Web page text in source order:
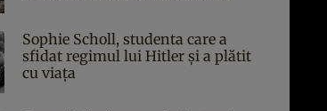
Sophie Scholl, studenta care a
sfidat regimul lui Hitler și a plătit
cu viața